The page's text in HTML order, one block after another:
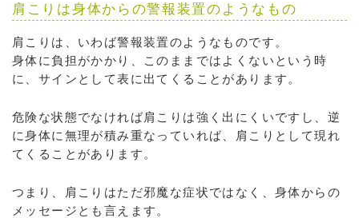
肩こりは身体からの警報装置のようなもの
肩こりは、いわば警報装置のようなものです。
身体に負担がかかり、このままではよくないという時
に、サインとして表に出てくることがあります。
危険な状態でなければ肩こりは強く出にくいですし、逆
に身体に無理が積み重なっていれば、肩こりとして現れ
てくることがあります。
つまり、肩こりはただ邪魔な症状ではなく、身体からの
メッセージとも言えます。